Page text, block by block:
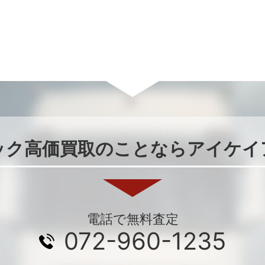
ク高価買取のことならアイケイ
電話で無料査定
072-960-1235